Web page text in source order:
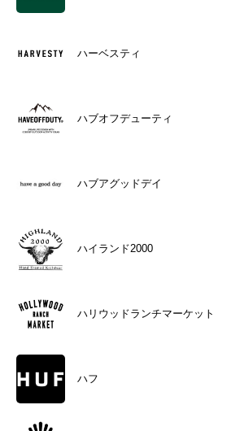
ハーベスティ
ハブオフデューティ
ハブアグッドデイ
ハイランド2000
ハリウッドランチマーケット
ハフ